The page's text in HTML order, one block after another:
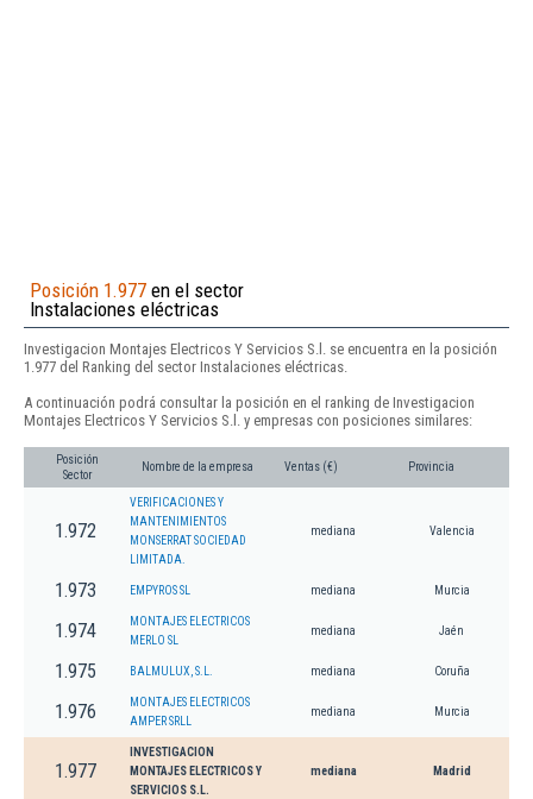
Posición 1.977 en el sector
Instalaciones eléctricas
Investigacion Montajes Electricos Y Servicios S.l. se encuentra en la posición
1.977 del Ranking del sector Instalaciones eléctricas.
A continuación podrá consultar la posición en el ranking de Investigacion
Montajes Electricos Y Servicios S.l. y empresas con posiciones similares:
Posición
Sector
Nombre de la empresa Ventas (€) Provincia
1.972
VERIFICACIONES Y
MANTENIMIENTOS
MONSERRAT SOCIEDAD
LIMITADA.
mediana Valencia
1.973 EMPYROS SL mediana Murcia
1.974
MONTAJES ELECTRICOS
MERLO SL
mediana Jaén
1.975 BALMULUX, S.L. mediana Coruña
1.976
MONTAJES ELECTRICOS
AMPER SRLL
mediana Murcia
1.977
INVESTIGACION
MONTAJES ELECTRICOS Y
SERVICIOS S.L.
mediana Madrid